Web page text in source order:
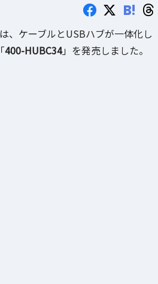
B!
、ケーブルとUSBハブが一体化し
400-HUBC34」を発売しました。